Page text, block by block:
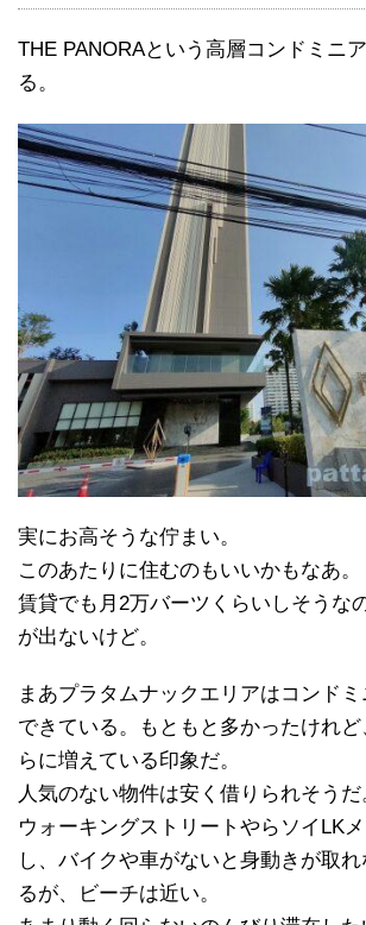
THE PANORAという高層コンドミニ
る。
実にお高そうな佇まい。
このあたりに住むのもいいかもなあ。
賃貸でも月2万バーツくらいしそうな
が出ないけど。
まあプラタムナックエリアはコンド
できている。もともと多かったけれど
らに増えている印象だ。
人気のない物件は安く借りられそうだ
ウォーキングストリートやらソイLK
し、バイクや車がないと身動きが取
るが、ビーチは近い。